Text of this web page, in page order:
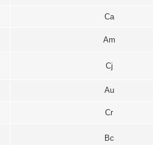
Ca
Am
Cj
Au
Cr
Bc